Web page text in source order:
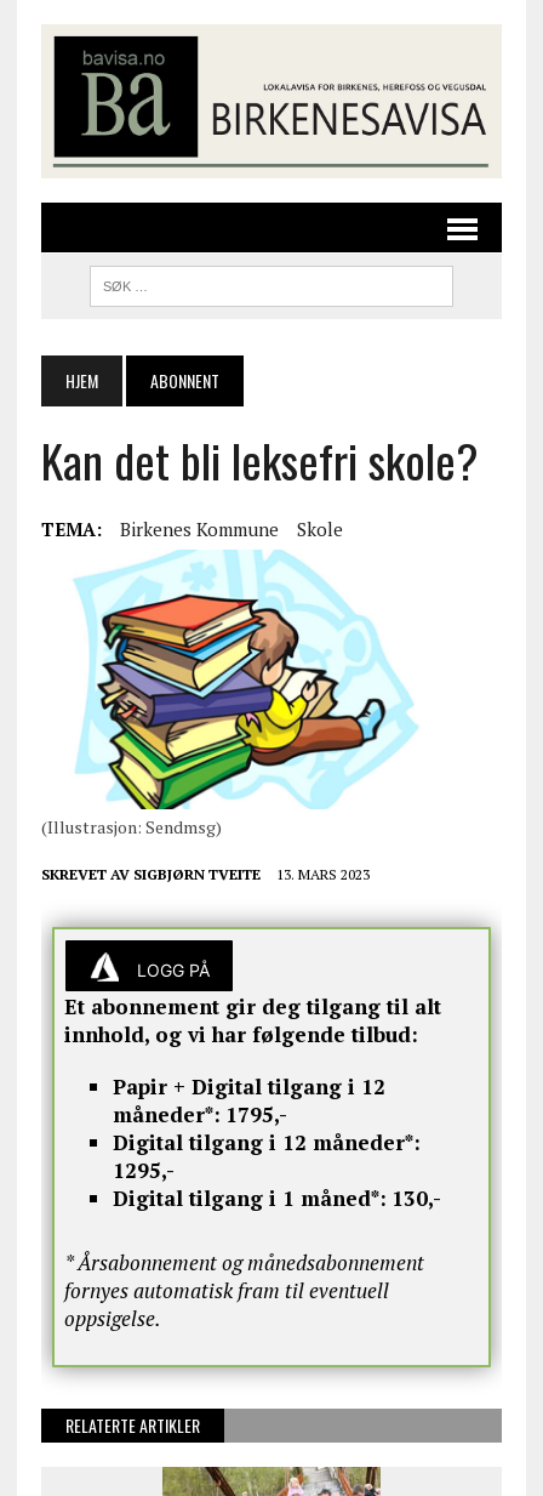
HJEM ABONNENT
Kan det bli leksefri skole?
TEMA: Birkenes Kommune Skole
(Illustrasjon: Sendmsg)
SKREVET AV SIGBJØRN TVEITE 13. MARS 2023
LOGG PÅ
Et abonnement gir deg tilgang til alt
innhold, og vi har følgende tilbud:
Papir + Digital tilgang i 12
måneder*: 1795,-
Digital tilgang i 12 måneder*:
1295,-
Digital tilgang i 1 måned*: 130,-
* Årsabonnement og månedsabonnement
fornyes automatisk fram til eventuell
oppsigelse.
RELATERTE ARTIKLER